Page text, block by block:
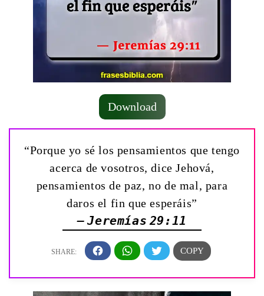
Download
“Porque yo sé los pensamientos que tengo
acerca de vosotros, dice Jehová,
pensamientos de paz, no de mal, para
daros el fin que esperáis”
— Jeremías 29:11